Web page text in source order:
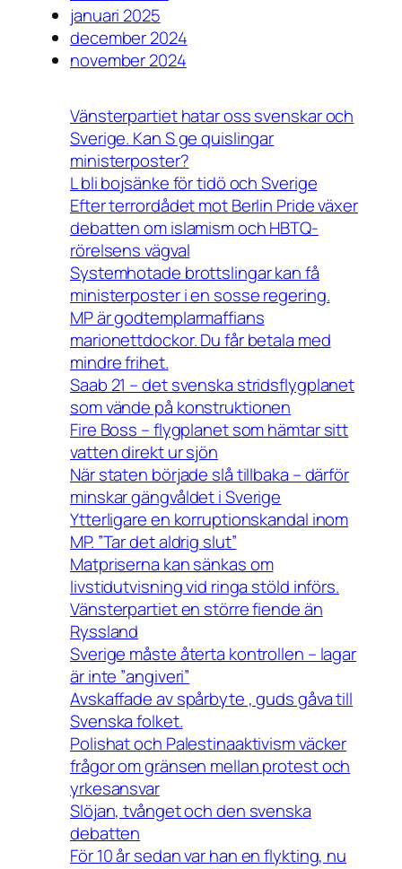
januari 2025
december 2024
november 2024
Vänsterpartiet hatar oss svenskar och
Sverige. Kan S ge quislingar
ministerposter?
L bli bojsänke för tidö och Sverige
Efter terrordådet mot Berlin Pride växer
debatten om islamism och HBTQ-
rörelsens vägval
Systemhotade brottslingar kan få
ministerposter i en sosse regering.
MP är godtemplarmaffians
marionettdockor. Du får betala med
mindre frihet.
Saab 21 – det svenska stridsflygplanet
som vände på konstruktionen
Fire Boss – flygplanet som hämtar sitt
vatten direkt ur sjön
När staten började slå tillbaka – därför
minskar gängvåldet i Sverige
Ytterligare en korruptionskandal inom
MP. ”Tar det aldrig slut”
Matpriserna kan sänkas om
livstidutvisning vid ringa stöld införs.
Vänsterpartiet en större fiende än
Ryssland
Sverige måste återta kontrollen – lagar
är inte ”angiveri”
Avskaffade av spårbyte , guds gåva till
Svenska folket.
Polishat och Palestinaaktivism väcker
frågor om gränsen mellan protest och
yrkesansvar
Slöjan, tvånget och den svenska
debatten
För 10 år sedan var han en flykting, nu